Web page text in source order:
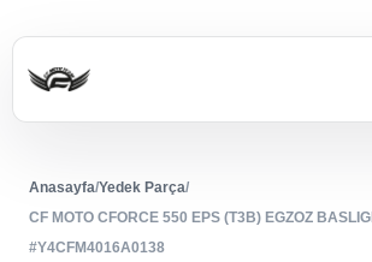
Anasayfa/Yedek Parça/
CF MOTO CFORCE 550 EPS (T3B) EGZOZ BASLIGI
#Y4CFM4016A0138